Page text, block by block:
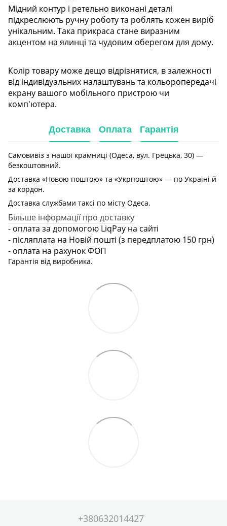
Мідний контур і ретельно виконані деталі
підкреслюють ручну роботу та роблять кожен виріб
унікальним. Така прикраса стане виразним
акцентом на ялинці та чудовим оберегом для дому.
Колір товару може дещо відрізнятися, в залежності
від індивідуальних налаштувань та кольоропередачі
екрану вашого мобільного пристрою чи
комп'ютера.
Доставка Оплата Гарантія
Самовивіз з нашої крамниці (Одеса, вул. Грецька, 30) —
безкоштовний.
Доставка «Новою поштою» та «Укрпоштою» — по Україні й
за кордон.
Доставка службами таксі по місту Одеса.
Більше інформації про доставку
- оплата за допомогою LiqPay на сайті
- післяплата на Новій пошті (з передплатою 150 грн)
- оплата на рахунок ФОП
Гарантія від виробника.
+380632014427